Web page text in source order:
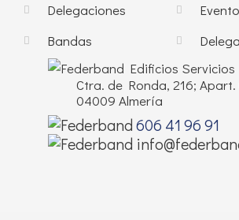
Delegaciones
Bandas
Edificios
Ctra. de Ronda, 216; Apart.
04009 Almería
606 41 96 91